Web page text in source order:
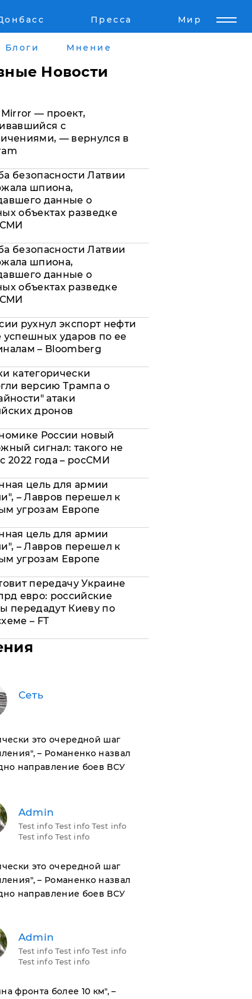
Пресса Мир
Пресс-релизы
Блоги Мнение
Новости
— проект,
с
— вернулся в
безопасности Латвии
шпиона,
данные о
объектах разведке
безопасности Латвии
шпиона,
данные о
объектах разведке
рухнул экспорт нефти
успешных ударов по ее
– Bloomberg
категорически
версию Трампа о
атаки
дронов
России новый
сигнал: такого не
2022 года – росСМИ
цель для армии
– Лавров перешел к
угрозам Европе
цель для армии
– Лавров перешел к
угрозам Европе
передачу Украине
евро: российские
передадут Киеву по
– FT
Сеть
это очередной шаг
– Романенко назвал
направление боев ВСУ
Admin
Test info Test info Test info
Test info Test info
это очередной шаг
– Романенко назвал
направление боев ВСУ
Admin
Test info Test info Test info
Test info Test info
фронта более 10 км", –